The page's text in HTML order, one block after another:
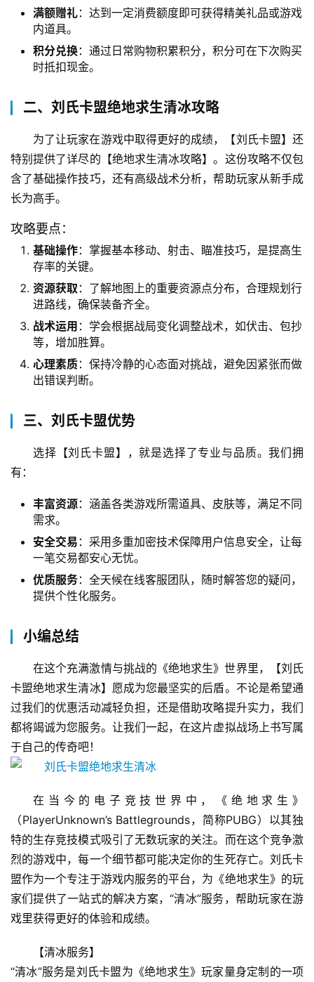
满额赠礼：达到一定消费额度即可获得精美礼品或游戏
内道具。
积分兑换：通过日常购物积累积分，积分可在下次购买
时抵扣现金。
二、刘氏卡盟绝地求生清冰攻略
为了让玩家在游戏中取得更好的成绩，【刘氏卡盟】还
特别提供了详尽的【绝地求生清冰攻略】。这份攻略不仅包
含了基础操作技巧，还有高级战术分析，帮助玩家从新手成
长为高手。
攻略要点：
基础操作：掌握基本移动、射击、瞄准技巧，是提高生
存率的关键。
资源获取 ：了解地图上的重要资源点分布，合理规划行
进路线，确保装备齐全。
战术运用 ：学会根据战局变化调整战术，如伏击、包抄
等，增加胜算。
心理素质：保持冷静的心态面对挑战，避免因紧张而做
出错误判断。
三、刘氏卡盟优势
选择【刘氏卡盟】，就是选择了专业与品质。我们拥
有：
丰富资源：涵盖各类游戏所需道具、皮肤等，满足不同
需求。
安全交易 ：采用多重加密技术保障用户信息安全，让每
一笔交易都安心无忧。
优质服务：全天候在线客服团队，随时解答您的疑问，
提供个性化服务。
小编总结
在这个充满激情与挑战的《绝地求生》世界里，【刘氏
卡盟绝地求生清冰】愿成为您最坚实的后盾。不论是希望通
过我们的优惠活动减轻负担，还是借助攻略提升实力，我们
都将竭诚为您服务。让我们一起，在这片虚拟战场上书写属
于自己的传奇吧！
在当今的电子竞技世界中，《绝地求生》
（PlayerUnknown’s Battlegrounds，简称PUBG）以其独
特的生存竞技模式吸引了无数玩家的关注。而在这个竞争激
烈的游戏中，每一个细节都可能决定你的生死存亡。刘氏卡
盟作为一个专注于游戏内服务的平台，为《绝地求生》的玩
家们提供了一站式的解决方案，“清冰”服务，帮助玩家在游
戏里获得更好的体验和成绩。
【清冰服务】
“清冰”服务是刘氏卡盟为《绝地求生》玩家量身定制的一项